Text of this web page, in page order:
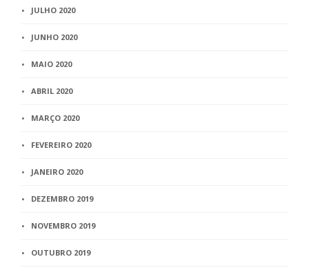
JULHO 2020
JUNHO 2020
MAIO 2020
ABRIL 2020
MARÇO 2020
FEVEREIRO 2020
JANEIRO 2020
DEZEMBRO 2019
NOVEMBRO 2019
OUTUBRO 2019